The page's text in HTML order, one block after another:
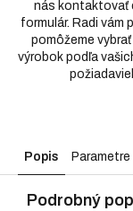
nás kontaktovať
formulár. Radi vám
pomôžeme
výrobok podľa
Popis Parametre
Podrobný